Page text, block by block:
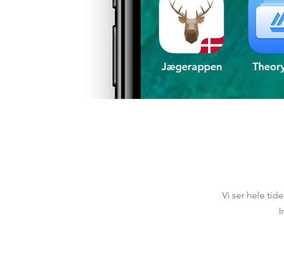
Jægerappen
Vi ser hele